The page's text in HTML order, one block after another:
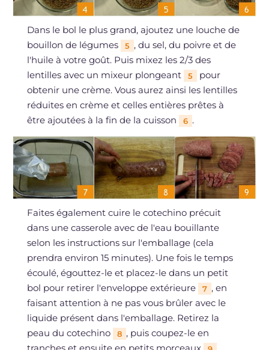
Dans le bol le plus grand, ajoutez une louche de
bouillon de légumes
5 , du sel, du poivre et de
l'huile à votre goût. Puis mixez les 2/3 des
lentilles avec un mixeur plongeant
5
pour
obtenir une crème. Vous aurez ainsi les lentilles
réduites en crème et celles entières prêtes à
être ajoutées à la fin de la cuisson
6 .
Faites également cuire le cotechino précuit
dans une casserole avec de l'eau bouillante
selon les instructions sur l'emballage (cela
prendra environ 15 minutes). Une fois le temps
écoulé, égouttez-le et placez-le dans un petit
bol pour retirer l'enveloppe extérieure
7 , en
faisant attention à ne pas vous brûler avec le
liquide présent dans l'emballage. Retirez la
peau du cotechino
8 , puis coupez-le en